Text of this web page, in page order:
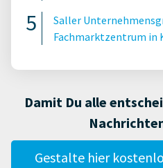
Saller
Fachmarktzentrum in
Damit Du alle
Gestalte hier